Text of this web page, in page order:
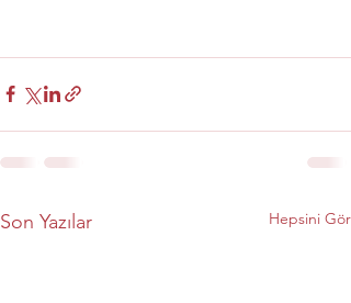
Son Yazılar Hepsini Gör